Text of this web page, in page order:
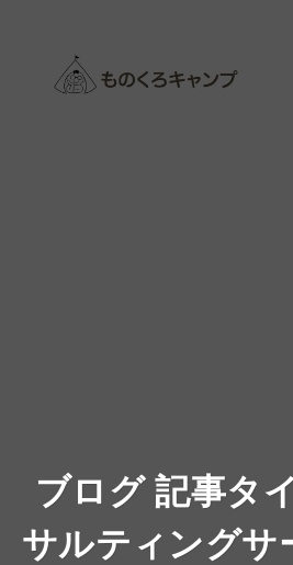
ブログ 記事タ
サルティングサ